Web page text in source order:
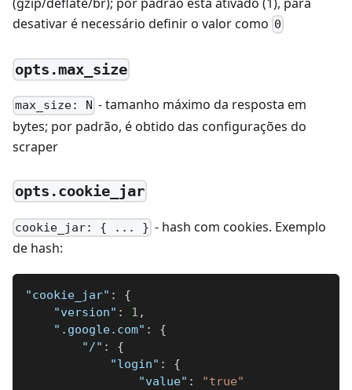
desativar é necessário definir o valor como 0
opts.max_size
max_size: N - tamanho máximo da resposta em
bytes; por padrão, é obtido das configurações do
scraper
opts.cookie_jar
cookie_jar: { ... } - hash com cookies. Exemplo
de hash:
"cookie_jar" :
{
"version" : 1 ,
".google.com" :
{
"/" :
{
"login" :
{
"value" :
"true"